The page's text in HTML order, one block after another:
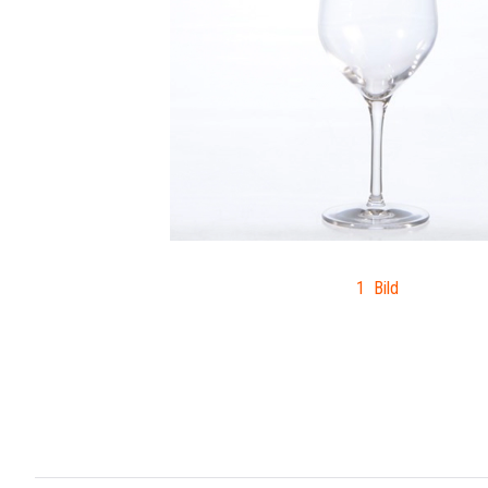
1 Bild